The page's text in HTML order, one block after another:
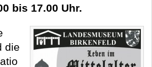
bis 17.00 Uhr.
die